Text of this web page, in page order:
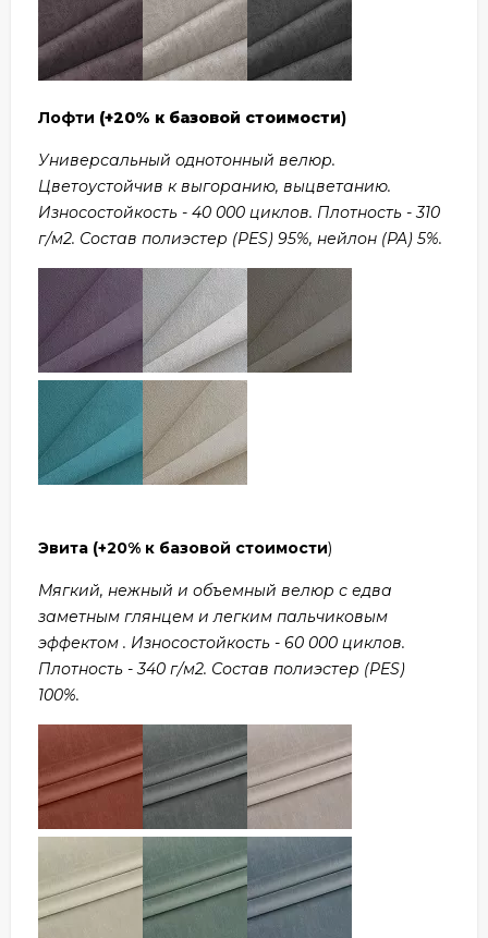
Лофти (+20% к базовой стоимости)
Универсальный однотонный велюр.
Цветоустойчив к выгоранию, выцветанию.
Износостойкость - 40 000 циклов. Плотность - 310
г/м2. Состав полиэстер (PES) 95%, нейлон (PA) 5%.
Эвита (+20% к базовой стоимости)
Мягкий, нежный и объемный велюр с едва
заметным глянцем и легким пальчиковым
эффектом . Износостойкость - 60 000 циклов.
Плотность - 340 г/м2. Состав полиэстер (PES)
100%.